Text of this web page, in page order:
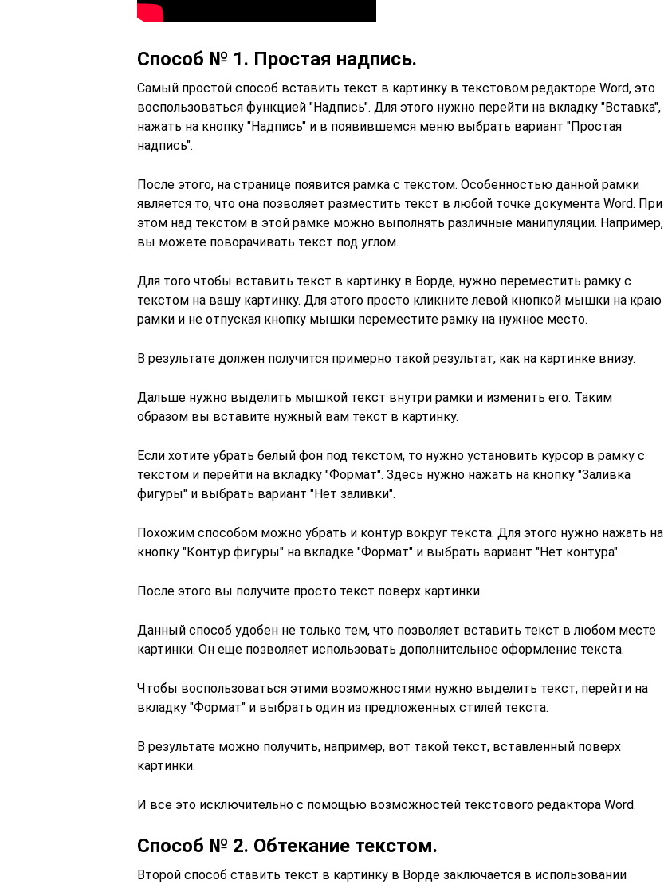
Способ № 1. Простая надпись.
Самый простой способ вставить текст в картинку в текстовом редакторе Word, это
воспользоваться функцией "Надпись". Для этого нужно перейти на вкладку "Вставка",
нажать на кнопку "Надпись" и в появившемся меню выбрать вариант "Простая
надпись".
После этого, на странице появится рамка с текстом. Особенностью данной рамки
является то, что она позволяет разместить текст в любой точке документа Word. При
этом над текстом в этой рамке можно выполнять различные манипуляции. Например,
вы можете поворачивать текст под углом.
Для того чтобы вставить текст в картинку в Ворде, нужно переместить рамку с
текстом на вашу картинку. Для этого просто кликните левой кнопкой мышки на краю
рамки и не отпуская кнопку мышки переместите рамку на нужное место.
В результате должен получится примерно такой результат, как на картинке внизу.
Дальше нужно выделить мышкой текст внутри рамки и изменить его. Таким
образом вы вставите нужный вам текст в картинку.
Если хотите убрать белый фон под текстом, то нужно установить курсор в рамку с
текстом и перейти на вкладку "Формат". Здесь нужно нажать на кнопку "Заливка
фигуры" и выбрать вариант "Нет заливки".
Похожим способом можно убрать и контур вокруг текста. Для этого нужно нажать на
кнопку "Контур фигуры" на вкладке "Формат" и выбрать вариант "Нет контура".
После этого вы получите просто текст поверх картинки.
Данный способ удобен не только тем, что позволяет вставить текст в любом месте
картинки. Он еще позволяет использовать дополнительное оформление текста.
Чтобы воспользоваться этими возможностями нужно выделить текст, перейти на
вкладку "Формат" и выбрать один из предложенных стилей текста.
В результате можно получить, например, вот такой текст, вставленный поверх
картинки.
И все это исключительно с помощью возможностей текстового редактора Word.
Способ № 2. Обтекание текстом.
Второй способ ставить текст в картинку в Ворде заключается в использовании